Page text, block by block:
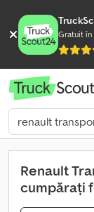
Gratuit în
Renault
cumpărați